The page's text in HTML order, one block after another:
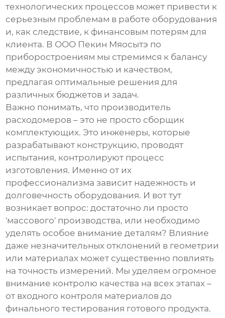
технологических процессов может привести к
серьезным проблемам в работе оборудования
и, как следствие, к финансовым потерям для
клиента. В ООО Пекин Мяосытэ по
приборостроениям мы стремимся к балансу
между экономичностью и качеством,
предлагая оптимальные решения для
различных бюджетов и задач.
Важно понимать, что производитель
расходомеров – это не просто сборщик
комплектующих. Это инженеры, которые
разрабатывают конструкцию, проводят
испытания, контролируют процесс
изготовления. Именно от их
профессионализма зависит надежность и
долговечность оборудования. И вот тут
возникает вопрос: достаточно ли просто
'массового' производства, или необходимо
уделять особое внимание деталям? Влияние
даже незначительных отклонений в геометрии
или материалах может существенно повлиять
на точность измерений. Мы уделяем огромное
внимание контролю качества на всех этапах –
от входного контроля материалов до
финального тестирования готового продукта.